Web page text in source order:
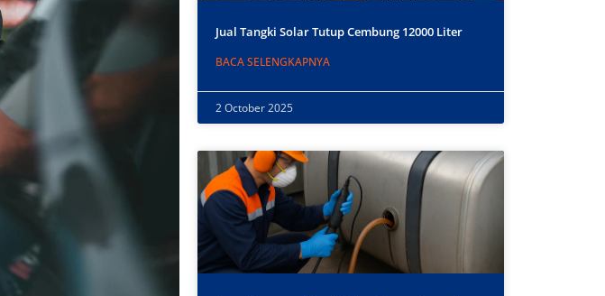
Jual Tangki Solar Tutup Cembung 12000 Liter
BACA SELENGKAPNYA
2 October 2025